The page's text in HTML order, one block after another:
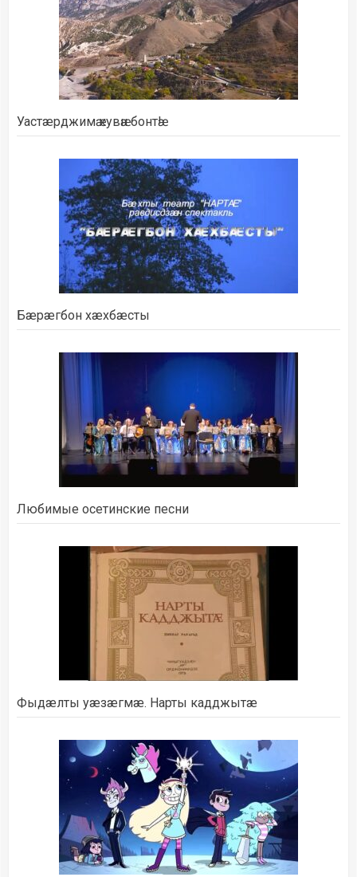
Уастæрджимӕ кувӕн бонтӕ!
Бæрæгбон хæхбæсты
Любимые осетинские песни
Фыдæлты уæзæгмæ. Нарты кадджытæ